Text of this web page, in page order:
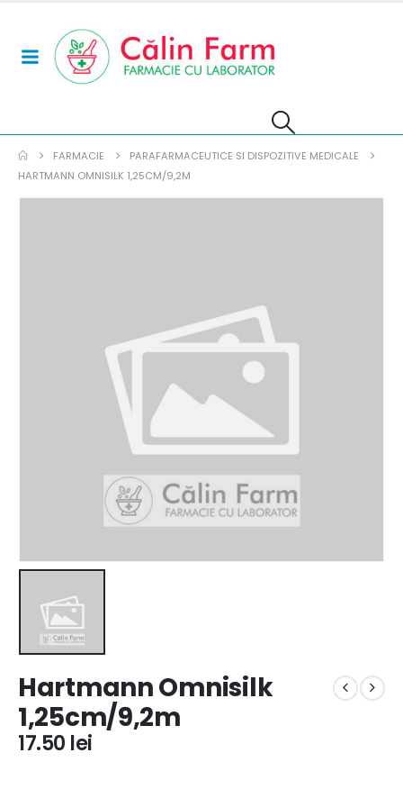
FARMACIE
PARAFARMACEUTICE SI DISPOZITIVE MEDICALE
HARTMANN OMNISILK 1,25CM/9,2M
Hartmann Omnisilk
1,25cm/9,2m
17.50 lei